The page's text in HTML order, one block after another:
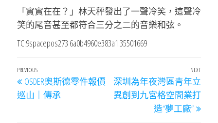
「實實在在？」林天秤發出了一聲冷笑，這聲冷
笑的尾音甚至都符合三分之二的音樂和弦。
TC:9spacepos273 6a0b4960e383a1.35501669
文
章
導
Previous
Post
PREVIOUS
OSDER奧斯德零件報價
巡山｜傳承
Next
NEXT
深圳為年夜灣區青年立
異創到九宮格空間業打
造“夢工廠”